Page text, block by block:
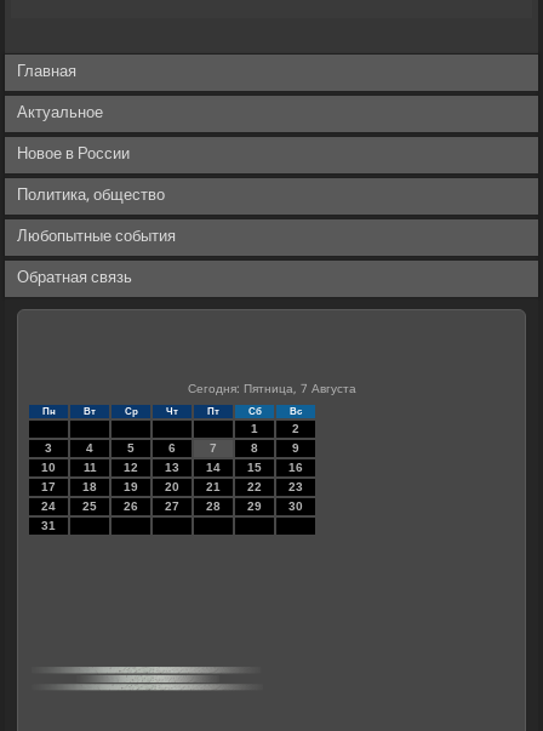
Главная
Актуальное
Новое в России
Политика, общество
Любопытные события
Обратная связь
Сегодня: Пятница, 7 Августа
Пн Вт Ср Чт Пт Сб Вс
1
2
3
4 5 6 7 8
9
10
11 12 13 14 15
16
17
18 19 20 21 22
23
24
25 26 27 28 29
30
31